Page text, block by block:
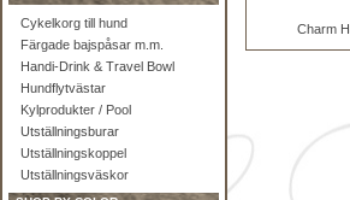
Cykelkorg till hund
Färgade bajspåsar m.m.
Handi-Drink & Travel Bowl
Hundflytvästar
Kylprodukter / Pool
Utställningsburar
Utställningskoppel
Utställningsväskor
Charm